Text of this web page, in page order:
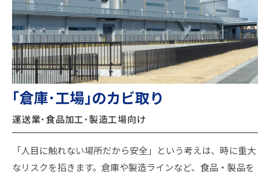
｢倉庫･工場｣のカビ取り
運送業･食品加工･製造工場向け
「人目に触れない場所だから安全」という考えは、時に重大
なリスクを招きます。倉庫や製造ラインなど、食品・製品を